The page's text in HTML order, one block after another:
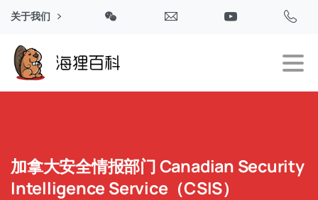
关于我们
加拿大安全情报部门Canadian Security
Intelligence Service（CSIS）